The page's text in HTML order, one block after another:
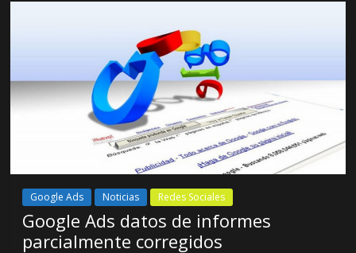
Google Ads Noticias Redes Sociales
Google Ads datos de informes
parcialmente corregidos